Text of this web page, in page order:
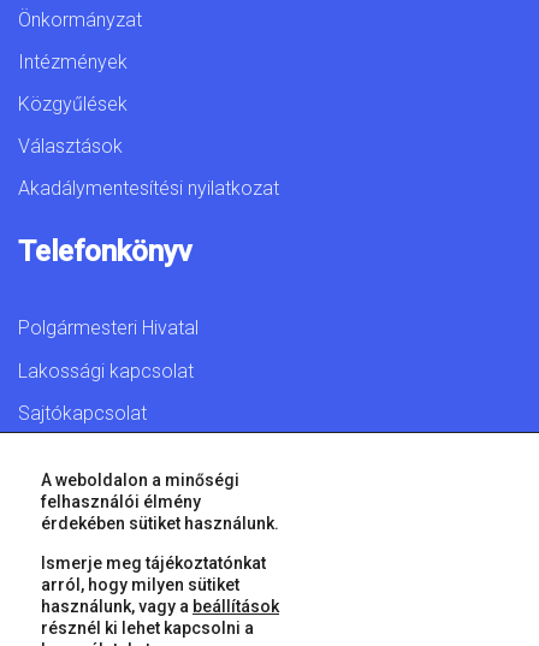
Önkormányzat
Intézmények
Közgyűlések
Választások
Akadálymentesítési nyilatkozat
Telefonkönyv
Polgármesteri Hivatal
Lakossági kapcsolat
Sajtókapcsolat
© 2026 Győr Megyei Jogú Város • Minden jog fenntartva!
A weboldalon a minőségi
felhasználói élmény
érdekében sütiket használunk.
Ismerje meg tájékoztatónkat
arról, hogy milyen sütiket
használunk, vagy a beállítások
résznél ki lehet kapcsolni a